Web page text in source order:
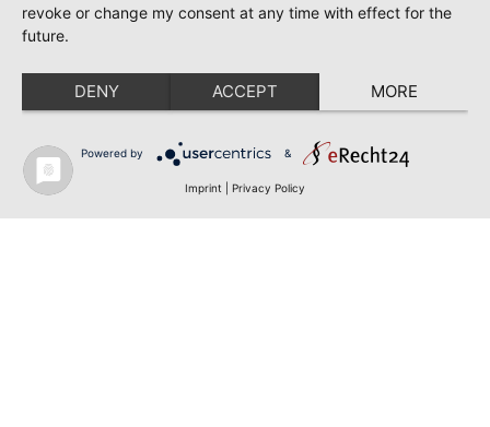
revoke or change my consent at any time with effect for the
future.
DENY ACCEPT MORE
Powered by &
Imprint Privacy Policy